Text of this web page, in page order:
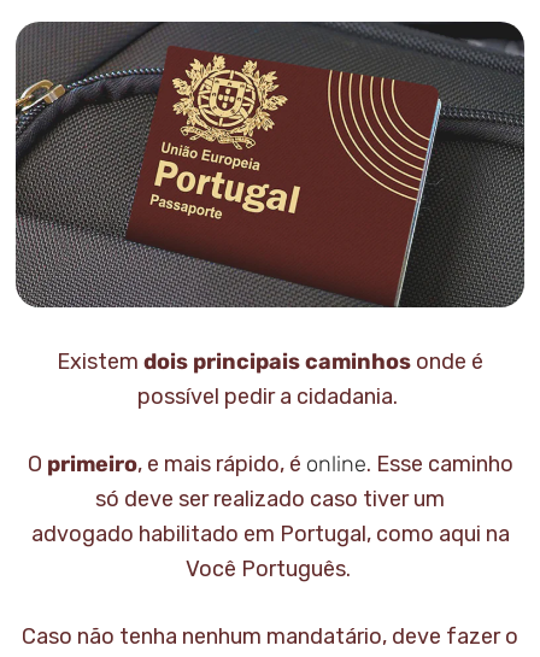
Existem dois principais caminhos onde é
possível pedir a cidadania.
O primeiro, e mais rápido, é online. Esse caminho
só deve ser realizado caso tiver um
advogado habilitado em Portugal, como aqui na
Você Português.
Caso não tenha nenhum mandatário, deve fazer o